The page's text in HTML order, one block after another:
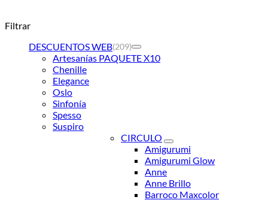
Filtrar
DESCUENTOS WEB(209)
Artesanías PAQUETE X10
Chenille
Elegance
Oslo
Sinfonía
Spesso
Suspiro
CIRCULO
Amigurumi
Amigurumi Glow
Anne
Anne Brillo
Barroco Maxcolor